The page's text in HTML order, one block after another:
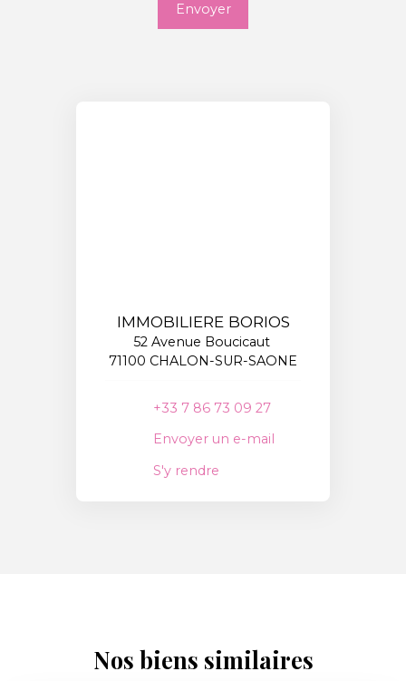
Envoyer
IMMOBILIERE BORIOS
52 Avenue Boucicaut
71100 CHALON-SUR-SAONE
+33 7 86 73 09 27
Envoyer un e-mail
S'y rendre
Nos biens similaires